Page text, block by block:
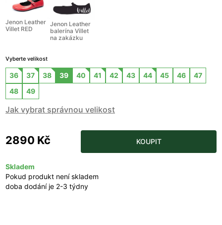
Jenon Leather
Villet RED
Jenon Leather
balerína Villet
na zakázku
Vyberte velikost
36 37 38 39 40 41 42 43 44 45 46
47
48
49
Jak vybrat správnou velikost
2890 Kč KOUPIT
Skladem
Pokud produkt není skladem
doba dodání je 2-3 týdny